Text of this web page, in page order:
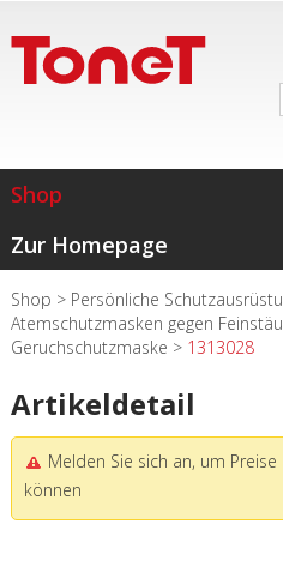
Shop
Zur Homepage
Shop > Persönliche
Atemschutzmasken gegen
Geruchschutzmaske > 1313028
Artikeldetail
Melden Sie sich an, um
können